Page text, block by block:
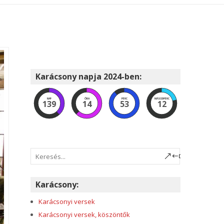
Karácsony napja 2024-ben:
NAP
139
ÓRA
14
PERC
53
MÁSODPERC
11
Karácsony:
Karácsonyi versek
Karácsonyi versek, köszöntők